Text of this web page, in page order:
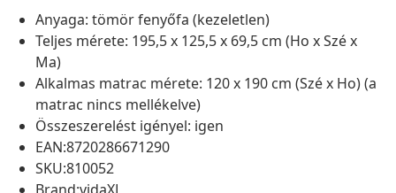
Anyaga: tömör fenyőfa (kezeletlen)
Teljes mérete: 195,5 x 125,5 x 69,5 cm (Ho x Szé x
Ma)
Alkalmas matrac mérete: 120 x 190 cm (Szé x Ho) (a
matrac nincs mellékelve)
Összeszerelést igényel: igen
EAN:8720286671290
SKU:810052